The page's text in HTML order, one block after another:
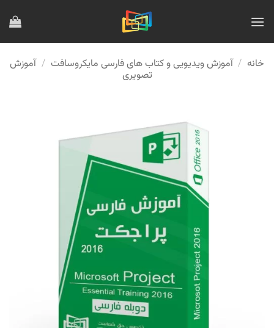
خانه / آموزش ویدیویی و کتاب های فارسی مایکروسافت / آموزش
تصویری